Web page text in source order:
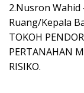
2.Nusron
Ruang/Kepala
TOKOH
PERTANAHAN
RISIKO.